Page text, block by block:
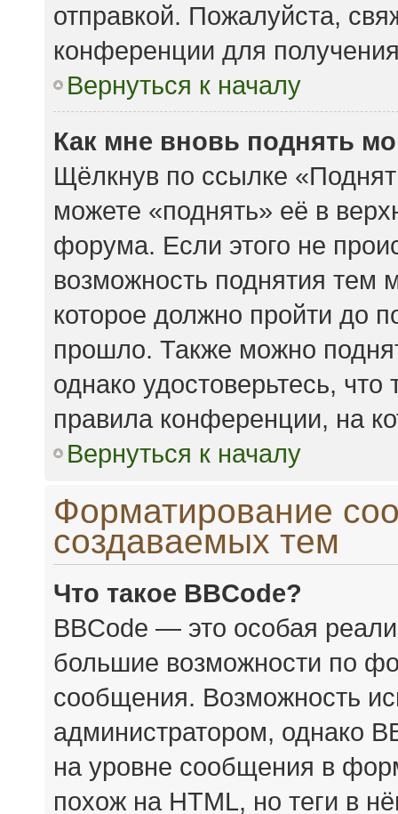
отправкой. Пожалуйста,
конференции для
Вернуться к началу
Как мне вновь поднять
Щёлкнув по ссылке
можете «поднять» её в
форума. Если этого не
возможность поднятия тем
которое должно пройти до
прошло. Также можно
однако удостоверьтесь,
правила конференции, на
Вернуться к началу
Форматирование
создаваемых тем
Что такое BBCode?
BBCode — это особая
большие возможности по
сообщения. Возможность
администратором, однако
на уровне сообщения в
похож на HTML, но теги в